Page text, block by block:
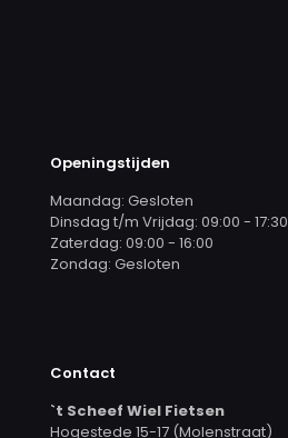
Openingstijden
Maandag: Gesloten
Dinsdag t/m Vrijdag: 09:00 - 17:30
Zaterdag: 09:00 - 16:00
Zondag: Gesloten
Contact
`t Scheef Wiel Fietsen
Hogestede 15-17 (Molenstraat)